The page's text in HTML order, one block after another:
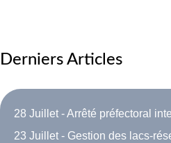
Derniers Articles
28 Juillet - Arrêté préfectoral
23 Juillet - Gestion des lacs-